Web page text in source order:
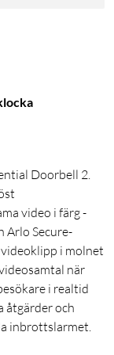
Doorbell 2.
video i färg -
Arlo Secure-
i molnet
när
i realtid
åtgärder och
inbrottslarmet.